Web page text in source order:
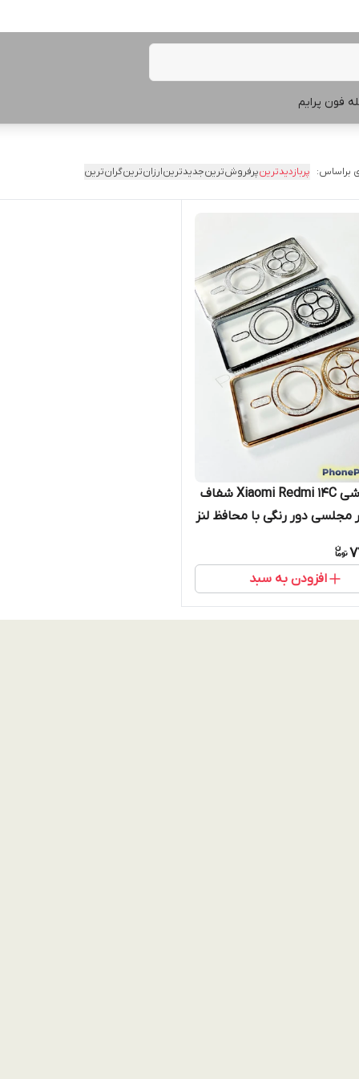
فون پرایم
براساس: پربازدیدترینپرفروش‌ترینجدیدترینارزان‌ترینگران‌ترین
قاب گوشی Xiaomi Redmi 14C شفاف
مجلسی دور رنگی با محافظ لنز
افزودن به سبد